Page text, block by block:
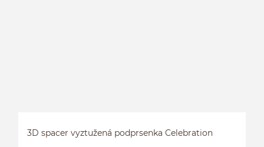
3D spacer vyztužená podprsenka Celebration